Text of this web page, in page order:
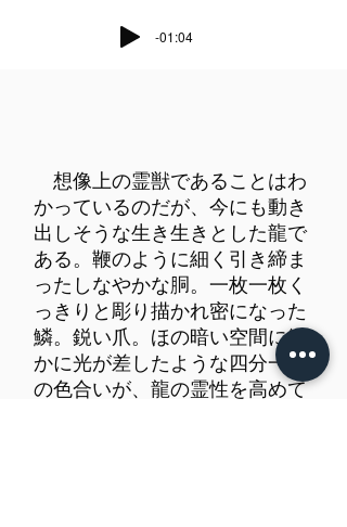
-01:04
想像上の霊獣であることはわ
かっているのだが、今にも動き
出しそうな生き生きとした龍で
ある。鞭のように細く引き締ま
ったしなやかな胴。一枚一枚く
っきりと彫り描かれ密になった
鱗。鋭い爪。ほの暗い空間に微
かに光が差したような四分一地
の色合いが、龍の霊性を高めて